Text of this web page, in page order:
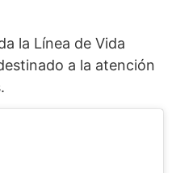
la Línea de Vida
a la atención